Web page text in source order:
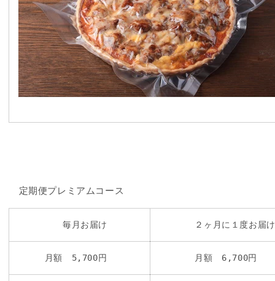
定期便プレミアムコース
毎月お届け ２ヶ月に１度お届け
月額 5,700円 月額 6,700円